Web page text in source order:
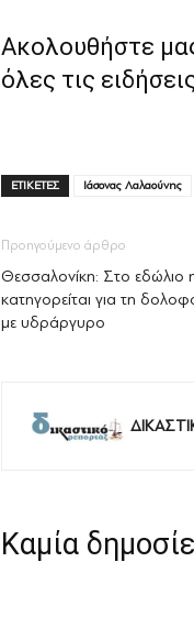
Ακολουθήστε
όλες τις
ΕΤΙΚΕΤΕΣ Ιάσονας Λαλαούνης
Προηγούμενο άρθρο
Θεσσαλονίκη: Στο εδώλιο
κατηγορείται για τη
με υδράργυρο
Καμία